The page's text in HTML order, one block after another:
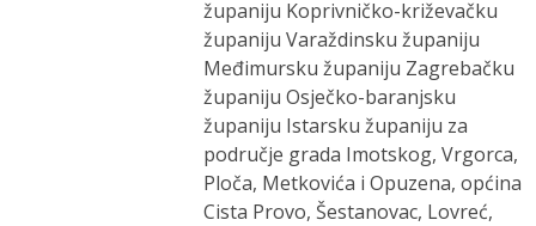
županiju Koprivničko-križevačku
županiju Varaždinsku županiju
Međimursku županiju Zagrebačku
županiju Osječko-baranjsku
županiju Istarsku županiju za
područje grada Imotskog, Vrgorca,
Ploča, Metkovića i Opuzena, općina
Cista Provo, Šestanovac, Lovreć,